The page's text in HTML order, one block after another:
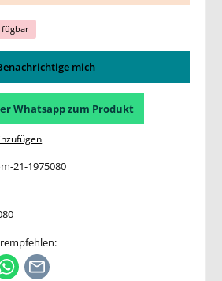
mich
Whatsapp zum Produkt
21-1975080